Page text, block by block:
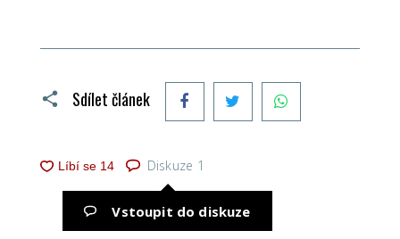
Sdílet článek FacebookTwitter
Diskuze 1
Vstoupit do diskuze